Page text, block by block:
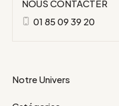
NOUS CONTACTER
01 85 09 39 20
Notre Univers